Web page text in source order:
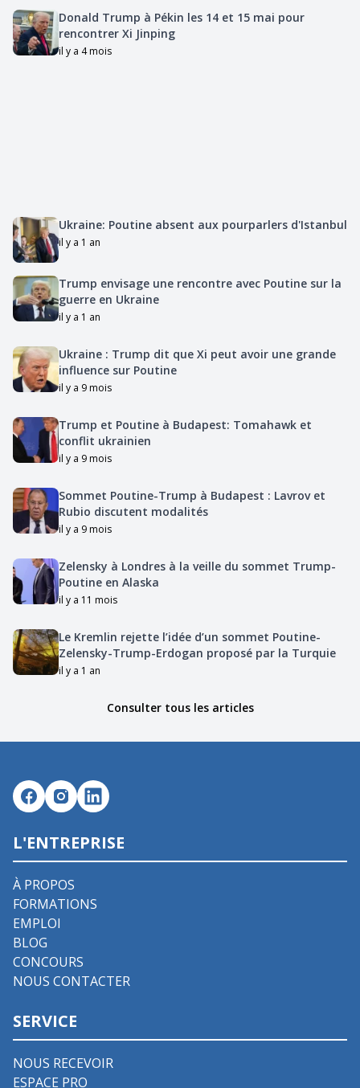
Donald Trump à Pékin les 14 et 15 mai pour
rencontrer Xi Jinping
il y a 4 mois
Ukraine: Poutine absent aux pourparlers d'Istanbul
il y a 1 an
Trump envisage une rencontre avec Poutine sur la
guerre en Ukraine
il y a 1 an
Ukraine : Trump dit que Xi peut avoir une grande
influence sur Poutine
il y a 9 mois
Trump et Poutine à Budapest: Tomahawk et
conflit ukrainien
il y a 9 mois
Sommet Poutine-Trump à Budapest : Lavrov et
Rubio discutent modalités
il y a 9 mois
Zelensky à Londres à la veille du sommet Trump-
Poutine en Alaska
il y a 11 mois
Le Kremlin rejette l’idée d’un sommet Poutine-
Zelensky-Trump-Erdogan proposé par la Turquie
il y a 1 an
Consulter tous les articles
L'ENTREPRISE
À PROPOS
FORMATIONS
EMPLOI
BLOG
CONCOURS
NOUS CONTACTER
SERVICE
NOUS RECEVOIR
ESPACE PRO